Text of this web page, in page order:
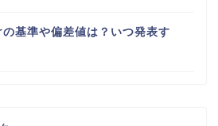
基準や偏差値は？いつ発表す